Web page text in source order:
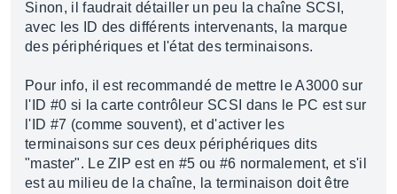
Sinon, il faudrait détailler un peu la chaîne SCSI,
avec les ID des différents intervenants, la marque
des périphériques et l'état des terminaisons.
Pour info, il est recommandé de mettre le A3000 sur
l'ID #0 si la carte contrôleur SCSI dans le PC est sur
l'ID #7 (comme souvent), et d'activer les
terminaisons sur ces deux périphériques dits
"master". Le ZIP est en #5 ou #6 normalement, et s'il
est au milieu de la chaîne, la terminaison doit être